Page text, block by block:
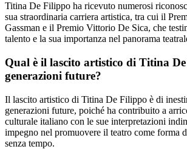
Titina De Filippo ha ricevuto numerosi
sua straordinaria carriera artistica, tra cui il
Gassman e il Premio Vittorio De Sica, che
talento e la sua importanza nel panorama
Qual è il lascito artistico di Titina
generazioni future?
Il lascito artistico di Titina De Filippo è di
generazioni future, poiché ha contribuito a
culturale italiano con le sue interpretazioni
impegno nel promuovere il teatro come forma
senza tempo.